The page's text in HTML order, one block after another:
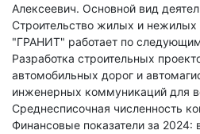
Алексеевич. Основной вид
Строительство жилых и нежилых
"ГРАНИТ" работает по
Разработка строительных
автомобильных дорог и
инженерных коммуникаций для
Среднесписочная численность
Финансовые показатели за 2024: